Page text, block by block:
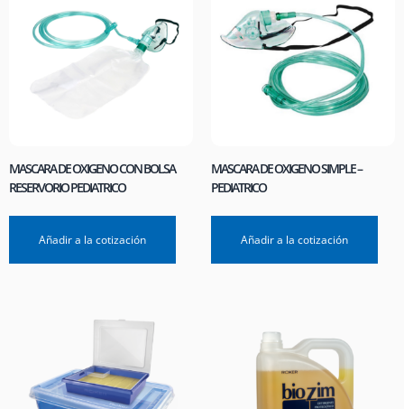
MASCARA DE OXIGENO CON BOLSA
RESERVORIO PEDIATRICO
Añadir a la cotización
MASCARA DE OXIGENO SIMPLE –
PEDIATRICO
Añadir a la cotización